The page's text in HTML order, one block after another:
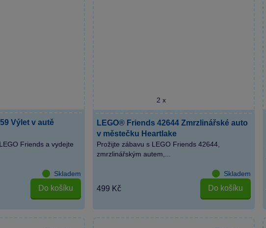
Výlet v autě
Friends a vydejte
Skladem
Do košíku
2 x
LEGO® Friends 42644 Zmrzlinářské auto
v městečku Heartlake
Prožijte zábavu s LEGO Friends 42644,
zmrzlinářským autem,...
Skladem
499 Kč Do košíku